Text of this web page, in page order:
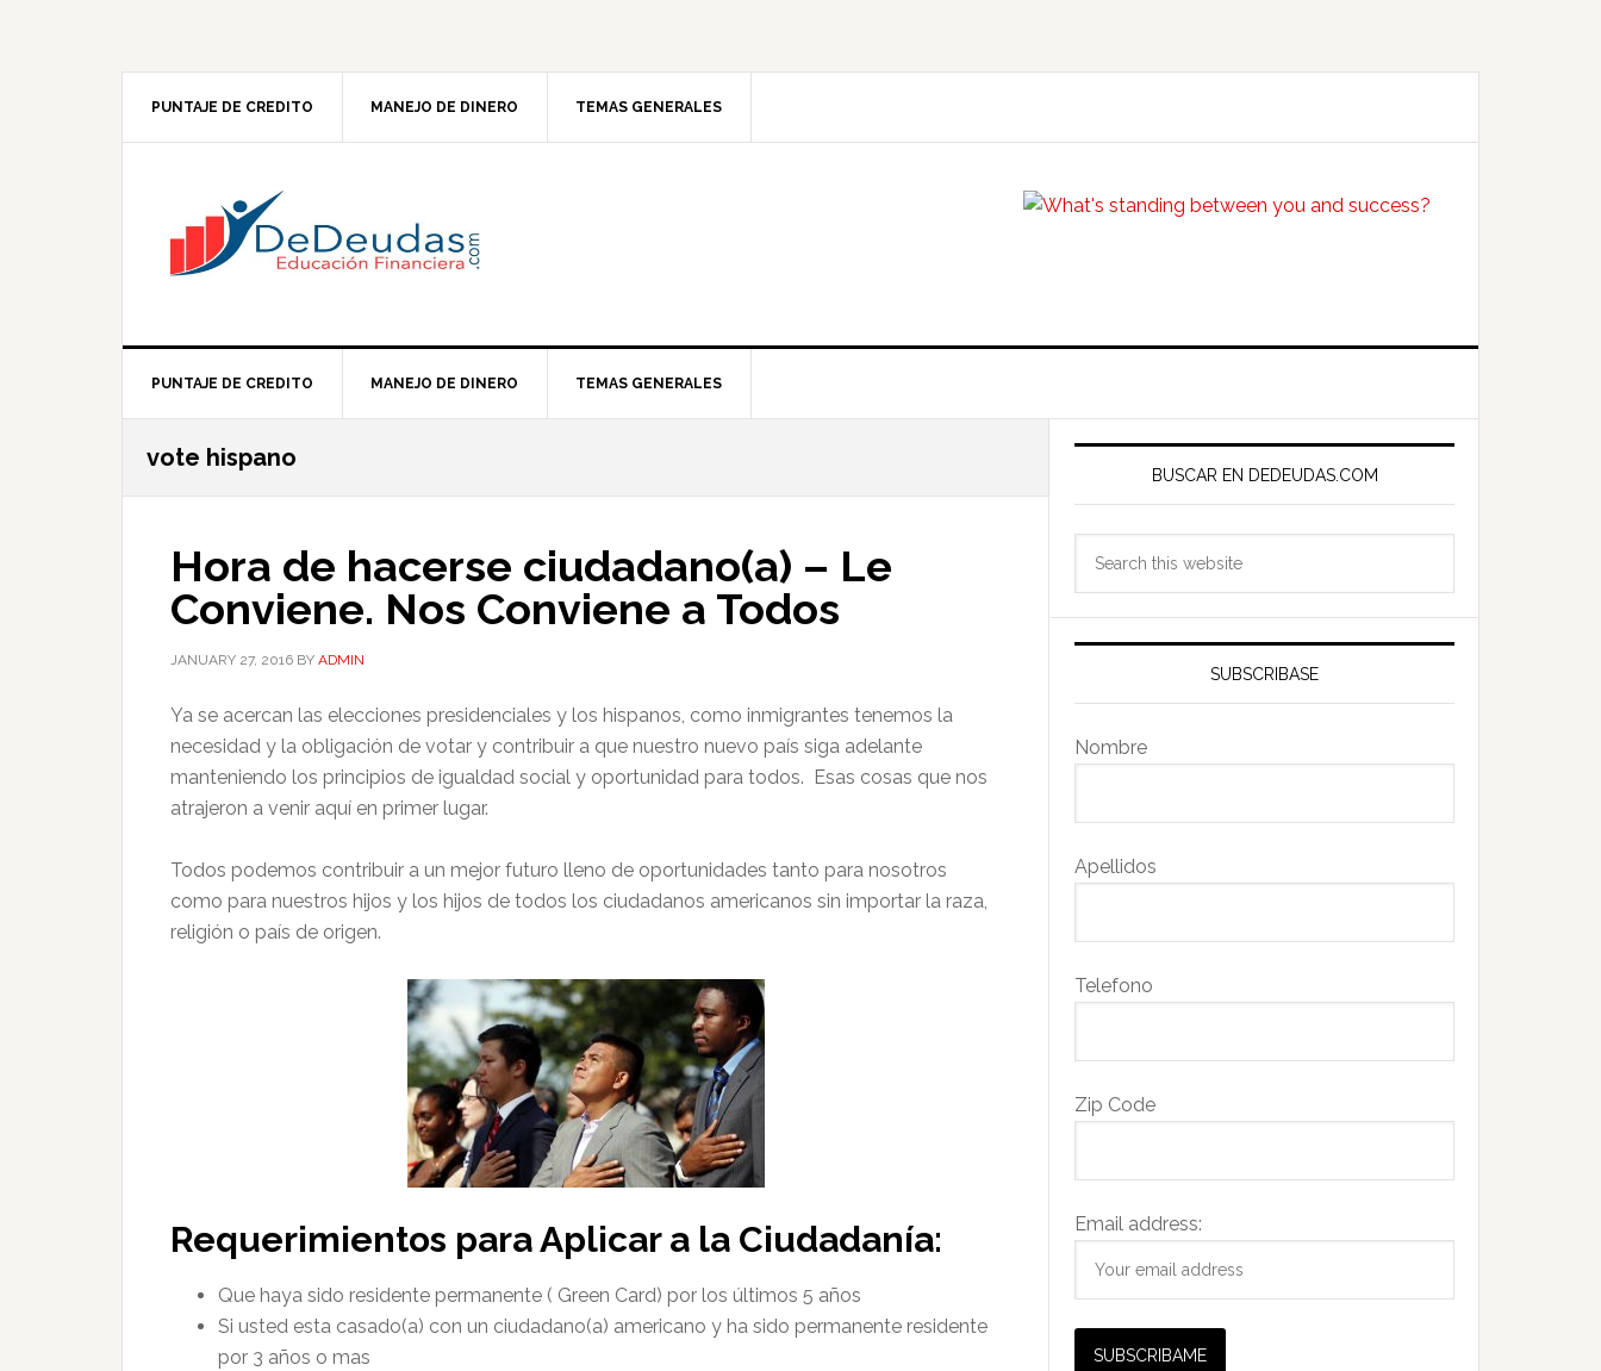
PUNTAJE DE CREDITO MANEJO DE DINERO TEMAS GENERALES
PUNTAJE DE CREDITO MANEJO DE DINERO TEMAS GENERALES
vote hispano
Hora de hacerse ciudadano(a) – Le
Conviene. Nos Conviene a Todos
JANUARY 27, 2016 BY ADMIN
Ya se acercan las elecciones presidenciales y los hispanos, como inmigrantes tenemos la
necesidad y la obligación de votar y contribuir a que nuestro nuevo país siga adelante
manteniendo los principios de igualdad social y oportunidad para todos. Esas cosas que nos
atrajeron a venir aquí en primer lugar.
Todos podemos contribuir a un mejor futuro lleno de oportunidades tanto para nosotros
como para nuestros hijos y los hijos de todos los ciudadanos americanos sin importar la raza,
religión o país de origen.
Requerimientos para Aplicar a la Ciudadanía:
Que haya sido residente permanente ( Green Card) por los últimos 5 años
Si usted esta casado(a) con un ciudadano(a) americano y ha sido permanente residente
por 3 años o mas
Primary
SidebarBUSCAR EN DEDEUDAS.COM
SUBSCRIBASE
Nombre
Apellidos
Telefono
Zip Code
Email address: